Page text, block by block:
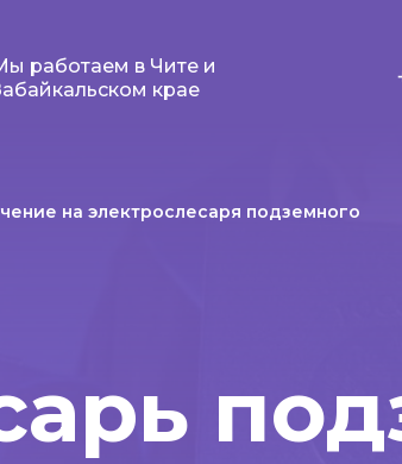
работаем в Чите и
крае
на электрослесаря подземного